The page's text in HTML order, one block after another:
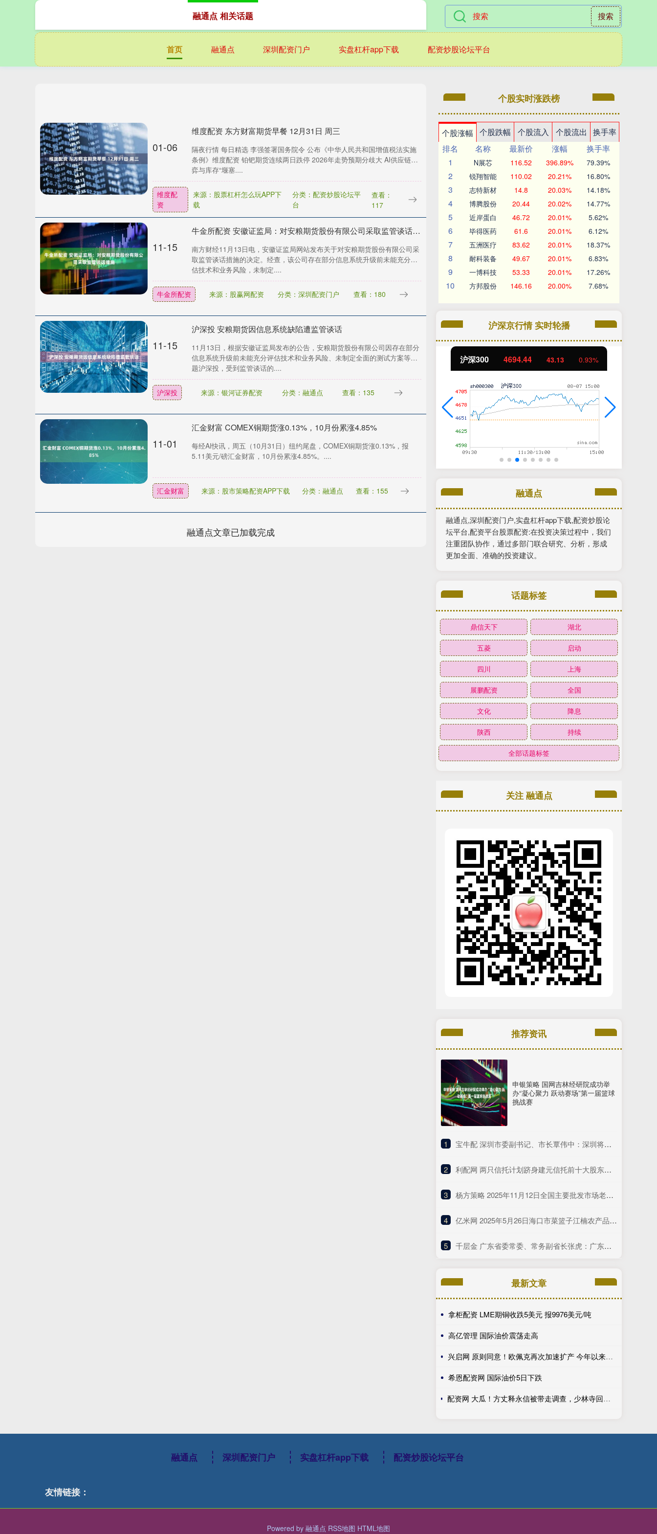
搜索
首页 融通点 深圳配资门户 实盘杠杆app下载 配资炒股论坛平台
融通点 相关话题
01-06
维度配资 东方财富期货早餐 12月31日 周三
隔夜行情 每日精选 李强签署国务院令 公布《中华人民共和国增值税法实施
条例》维度配资 铂钯期货连续两日跌停 2026年走势预期分歧大 AI供应链博
弈与库存“堰塞....
维度配
资
来源：股票杠杆怎么玩APP下
载
分类：配资炒股论坛平
台
查看：
117
11-15
牛金所配资 安徽证监局：对安粮期货股份有限公司采取监管谈话措施
南方财经11月13日电，安徽证监局网站发布关于对安粮期货股份有限公司采
取监管谈话措施的决定。经查，该公司存在部分信息系统升级前未能充分评
估技术和业务风险，未制定....
牛金所配资 来源：股赢网配资 分类：深圳配资门户 查看：180
11-15
沪深投 安粮期货因信息系统缺陷遭监管谈话
11月13日，根据安徽证监局发布的公告，安粮期货股份有限公司因存在部分
信息系统升级前未能充分评估技术和业务风险、未制定全面的测试方案等问
题沪深投，受到监管谈话的....
沪深投 来源：银河证券配资 分类：融通点 查看：135
11-01
汇金财富 COMEX铜期货涨0.13%，10月份累涨4.85%
每经AI快讯，周五（10月31日）纽约尾盘，COMEX铜期货涨0.13%，报
5.11美元/磅汇金财富，10月份累涨4.85%。....
汇金财富 来源：股市策略配资APP下载 分类：融通点 查看：155
融通点文章已加载完成
个股实时涨跌榜
个股涨幅 个股跌幅 个股流入 个股流出
换手率
排名
名称 最新价 涨幅
换手率
1
N展芯 116.52 396.89% 79.39%
2 锐翔智能 110.02 20.21% 16.80%
3 志特新材 14.8 20.03% 14.18%
4 博腾股份 20.44 20.02% 14.77%
5 近岸蛋白 46.72 20.01% 5.62%
6 毕得医药 61.6 20.01% 6.12%
7 五洲医疗 83.62 20.01% 18.37%
8 耐科装备 49.67 20.01% 6.83%
9 一博科技 53.33 20.01% 17.26%
10 方邦股份 146.16 20.00% 7.68%
沪深京行情 实时轮播
2.13% 上证指数 3940.04 39.68 1.02% 深证成指 14311.01 200.89 1.42% 沪深300 4694.44 43.13 0.93%
融通点
融通点,深圳配资门户,实盘杠杆app下载,配资炒股论
坛平台,配资平台股票配资:在投资决策过程中，我们
注重团队协作，通过多部门联合研究、分析，形成
更加全面、准确的投资建议。
话题标签
鼎信天下 湖北
五菱 启动
四川 上海
展鹏配资 全国
文化 降息
陕西 持续
全部话题标签
关注 融通点
推荐资讯
申银策略 国网吉林经研院成功举
办“凝心聚力 跃动赛场”第一届篮球
挑战赛
1 ​宝牛配 深圳市委副书记、市长覃伟中：深圳将坚定扛起综合改革试点主体责任
2 ​利配网 两只信托计划跻身建元信托前十大股东！公司回应不分红与未来盈利点
3 ​杨方策略 2025年11月12日全国主要批发市场老母鸡价格行情
4 ​亿米网 2025年5月26日海口市菜篮子江楠农产品批发市场有限公司价格行情
5 ​千层金 广东省委常委、常务副省长张虎：广东全力以赴支持深圳的改革探索
最新文章
拿柜配资 LME期铜收跌5美元 报9976美元/吨
高亿管理 国际油价震荡走高
兴启网 原则同意！欧佩克再次加速扩产 今年以来原油价格已回落13.77%
希恩配资网 国际油价5日下跌
配资网 大瓜！方丈释永信被带走调查，少林寺回应模糊，过往争议再被扒_问题_消息_商业化
融通点 深圳配资门户 实盘杠杆app下载 配资炒股论坛平台
友情链接：
Powered by 融通点 RSS地图 HTML地图